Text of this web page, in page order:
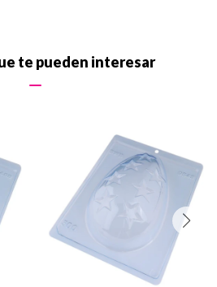
te pueden interesar